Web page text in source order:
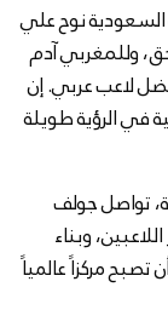
السعودية نوح علي
وللمغربي آدم
لاعب عربي. إن
في الرؤية طويلة
تواصل جولف
وبناء
مركزاً عالمياً